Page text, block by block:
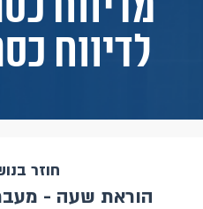
לדיווח
חוזר
הוראת שעה -